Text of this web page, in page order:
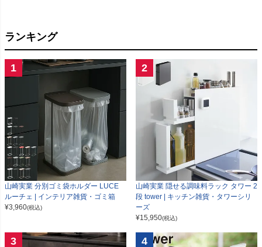
ランキング
1
山崎実業 分別ゴミ袋ホルダー LUCE
ルーチェ | インテリア雑貨・ゴミ箱
¥3,960(税込)
2
山崎実業 隠せる調味料ラック タワー 2
段 tower | キッチン雑貨・タワーシリ
ーズ
¥15,950(税込)
3 4